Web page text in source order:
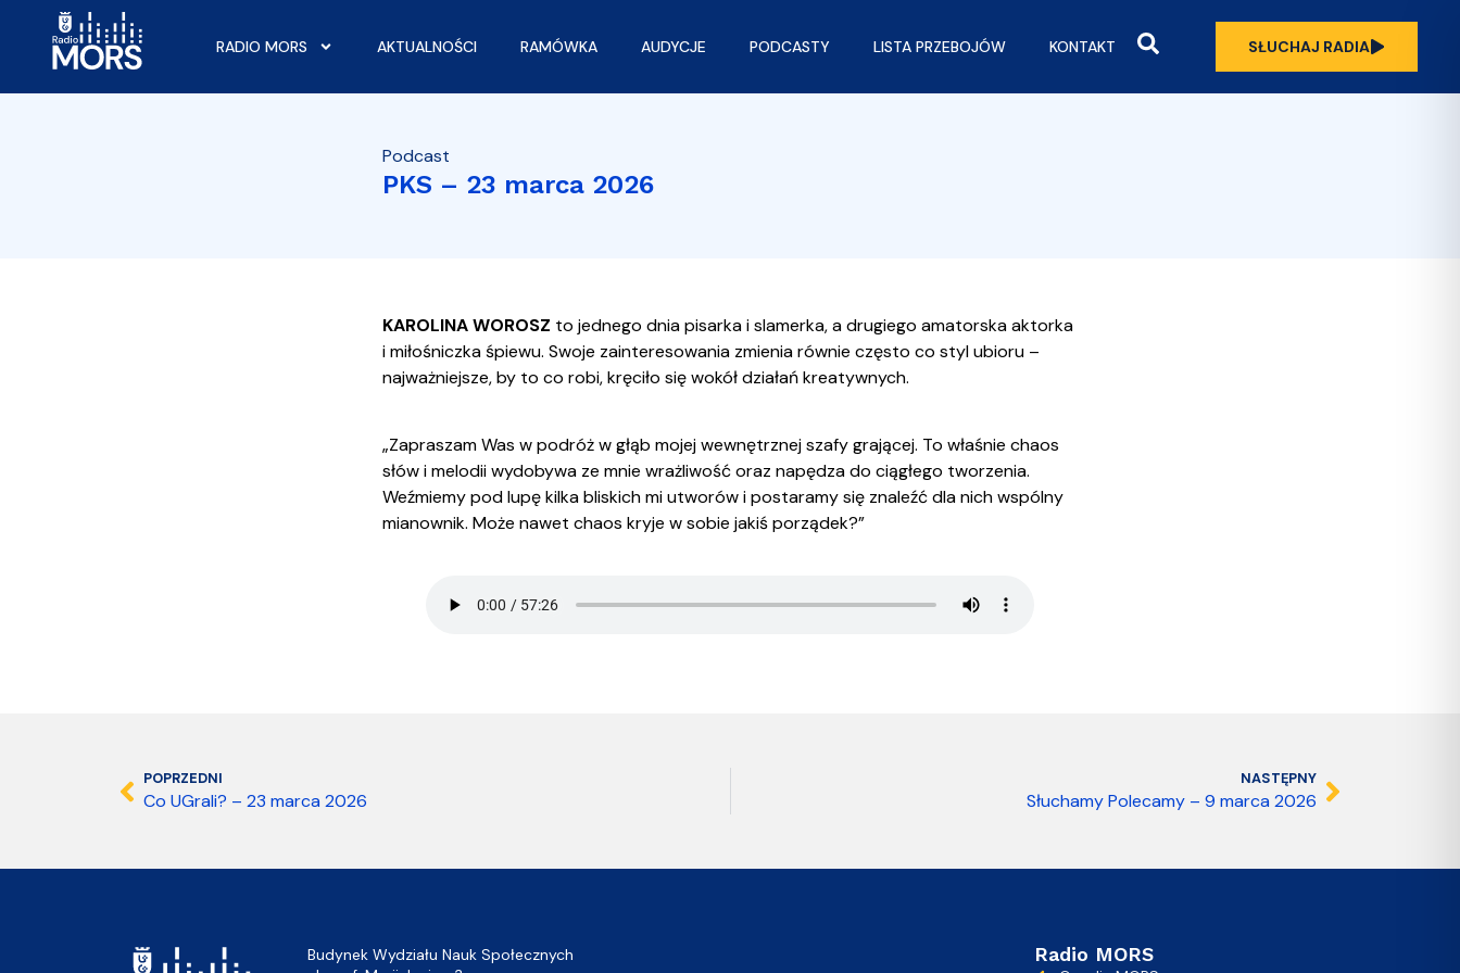
RADIO MORS AKTUALNOŚCI RAMÓWKA AUDYCJE PODCASTY LISTA PRZEBOJÓW KONTAKT SŁUCHAJ RADIA
Podcast
PKS – 23 marca 2026
KAROLINA WOROSZ to jednego dnia pisarka i slamerka, a drugiego amatorska aktorka
i miłośniczka śpiewu. Swoje zainteresowania zmienia równie często co styl ubioru –
najważniejsze, by to co robi, kręciło się wokół działań kreatywnych.
„Zapraszam Was w podróż w głąb mojej wewnętrznej szafy grającej. To właśnie chaos
słów i melodii wydobywa ze mnie wrażliwość oraz napędza do ciągłego tworzenia.
Weźmiemy pod lupę kilka bliskich mi utworów i postaramy się znaleźć dla nich wspólny
mianownik. Może nawet chaos kryje w sobie jakiś porządek?”
POPRZEDNI
Co UGrali? – 23 marca 2026
NASTĘPNY
Słuchamy Polecamy – 9 marca 2026
Budynek Wydziału Nauk Społecznych
Radio MORS